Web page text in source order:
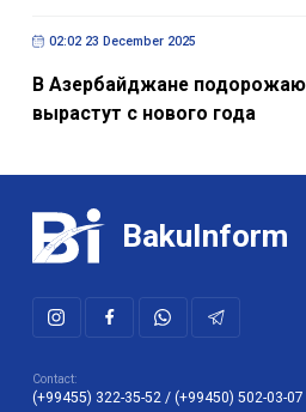
02:02 23 December 2025
В Азербайджане
вырастут с нового года
BakuInform
Contact:
(+99455) 322-35-52 / (+99450) 502-03-07